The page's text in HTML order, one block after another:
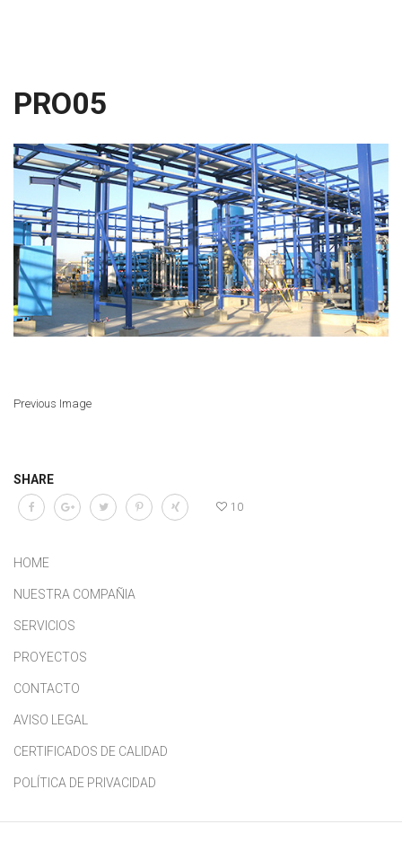
PRO05
Previous Image
SHARE
10
HOME
NUESTRA COMPAÑIA
SERVICIOS
PROYECTOS
CONTACTO
AVISO LEGAL
CERTIFICADOS DE CALIDAD
POLÍTICA DE PRIVACIDAD